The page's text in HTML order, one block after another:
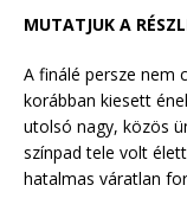
MUTATJUK A
A finálé persze nem
korábban kiesett
utolsó nagy, közös
színpad tele volt
hatalmas váratlan